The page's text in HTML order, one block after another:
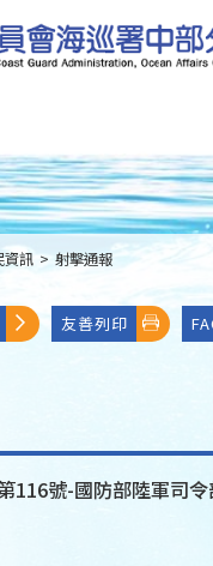
資訊 > 射擊通報
友善列印
116號-國防部陸軍司